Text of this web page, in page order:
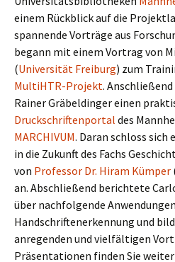
einem Rückblick auf die
spannende Vorträge aus
begann mit einem Vortrag von
(Universität Freiburg) zum
MultiHTR-Projekt. Anschließend
Rainer Gräbeldinger einen
Druckschriftenportal des
MARCHIVUM. Daran schloss
in die Zukunft des Fachs
von Professor Dr. Hiram Kümper
an. Abschließend berichtete
über nachfolgende
Handschriftenerkennung und
anregenden und vielfältigen
Präsentationen finden Sie